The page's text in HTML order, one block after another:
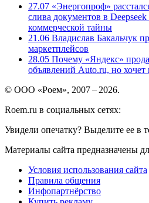
27.07 «Энергопроф»
слива документов в
коммерческой тайны
21.06 Владислав Бакальчук
маркетплейсов
28.05 Почему «Яндекс»
объявлений Auto.ru, но хочет
© ООО «Роем», 2007 – 2026.
Roem.ru в социальных сетях:
Увидели опечатку? Выделите ее в
Материалы сайта предназначены
Условия использования сайта
Правила общения
Инфопартнёрство